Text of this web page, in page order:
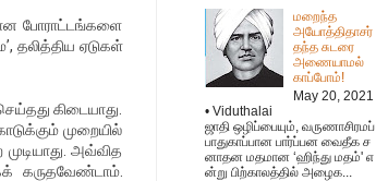
போராட்டங்களை
தலித்திய ஏடுகள்
கிடையாது.
முறையில்
அவ்வித
கருதவேண்டாம்.
மறைந்த
அயோத்திதாசர்
தந்த சுடரை
அணையாமல்
காப்போம்!
May 20, 2021
• Viduthalai
ஜாதி ஒழிப்பையும், வருணாசிரமப்
பாதுகாப்பான பார்ப்பன வைதீக ச
னாதன மதமான ‘ஹிந்து மதம்' எ
ன்று பிற்காலத்தில் அழைக...